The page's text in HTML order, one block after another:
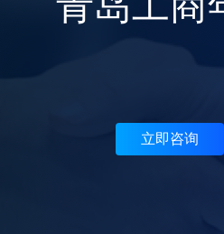
立即咨询